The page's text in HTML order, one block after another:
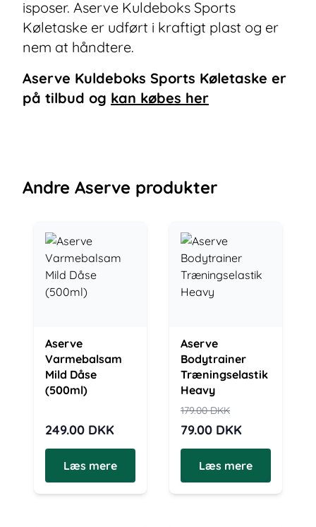
isposer. Aserve Kuldeboks Sports
Køletaske er udført i kraftigt plast og er
nem at håndtere.
Aserve Kuldeboks Sports Køletaske er
på tilbud og kan købes her
Andre Aserve produkter
Aserve
Varmebalsam
Mild Dåse
(500ml)
249.00 DKK
Læs mere
Aserve
Bodytrainer
Træningselastik
Heavy
179.00DKK
79.00 DKK
Læs mere